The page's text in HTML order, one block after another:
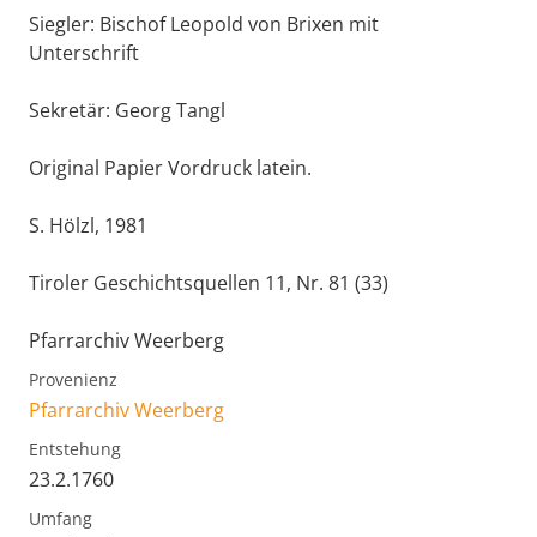
Siegler: Bischof Leopold von Brixen mit
Unterschrift
Sekretär: Georg Tangl
Original Papier Vordruck latein.
S. Hölzl, 1981
Tiroler Geschichtsquellen 11, Nr. 81 (33)
Pfarrarchiv Weerberg
Provenienz
Pfarrarchiv Weerberg
Entstehung
23.2.1760
Umfang